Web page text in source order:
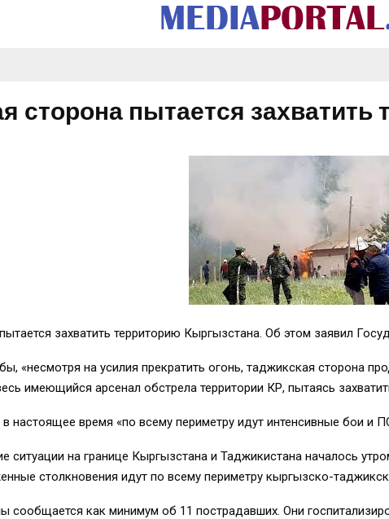
сторона пытается
захватить территорию Кыргызстана. Об этом заявил
«несмотря на усилия прекратить огонь, таджикская сторона
имеющийся арсенал обстрела территории КР, пытаясь
настоящее время «по всему периметру идут интенсивные бои и
ситуации на границе Кыргызстана и Таджикистана началось
столкновения идут по всему периметру кыргызско-
сообщается как минимум об 11 пострадавших. Они